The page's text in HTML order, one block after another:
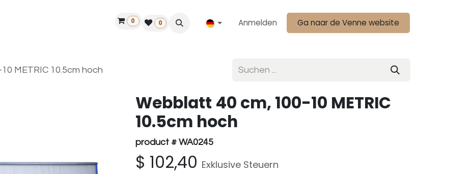
Finde einen Händler
0 0 Anmelden Ga naar de Venne website
METRIC 10.5cm hoch
Webblatt 40 cm, 100-10 METRIC
10.5cm hoch
product # WA0245
$ 102,40 Exklusive Steuern